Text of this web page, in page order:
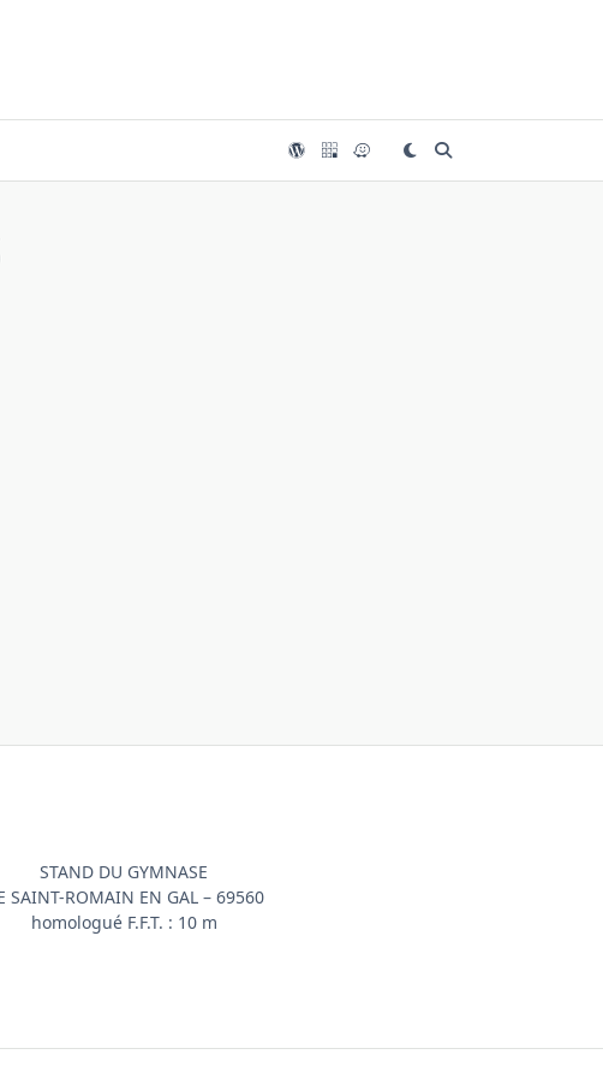
STAND DU GYMNASE
SAINT-ROMAIN EN GAL – 69560
homologué F.F.T. : 10 m